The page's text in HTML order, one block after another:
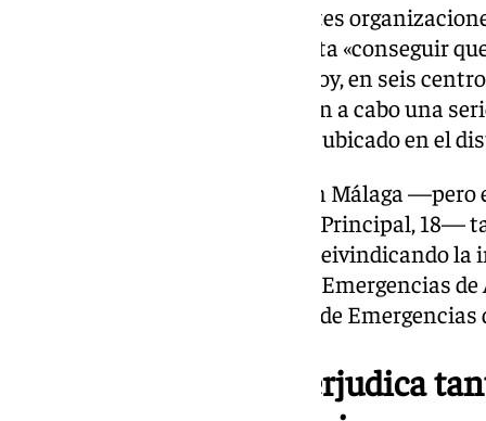
Ante esta situación, las diferentes
abandonarán las protestas hasta «conseguir
ello que durante la jornada de hoy, en seis
provincias andaluzas se llevarán a cabo una
sanitario escogido en Málaga el ubicado en el
De manera paralela, también en Málaga —pero
andaluz ubicado en la Alameda Principal, 18—
concentración para continuar reivindicando la
Emergencias 112 y del Grupo de Emergencias
de Seguridad y Gestión Integral de
Una situación que perjudica